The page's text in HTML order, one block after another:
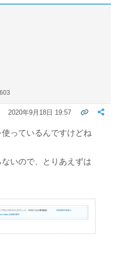
2020年9月18日 19:57
っているんですけどね
いので、とりあえずは